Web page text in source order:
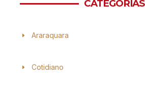
CATEGORIAS
Araraquara
Cotidiano